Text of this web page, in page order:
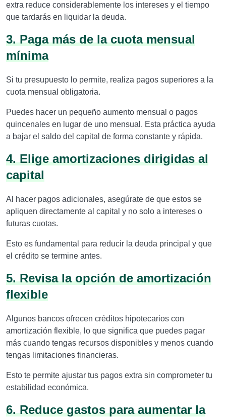
extra reduce considerablemente los intereses y el tiempo
que tardarás en liquidar la deuda.
3. Paga más de la cuota mensual
mínima
Si tu presupuesto lo permite, realiza pagos superiores a la
cuota mensual obligatoria.
Puedes hacer un pequeño aumento mensual o pagos
quincenales en lugar de uno mensual. Esta práctica ayuda
a bajar el saldo del capital de forma constante y rápida.
4. Elige amortizaciones dirigidas al
capital
Al hacer pagos adicionales, asegúrate de que estos se
apliquen directamente al capital y no solo a intereses o
futuras cuotas.
Esto es fundamental para reducir la deuda principal y que
el crédito se termine antes.
5. Revisa la opción de amortización
flexible
Algunos bancos ofrecen créditos hipotecarios con
amortización flexible, lo que significa que puedes pagar
más cuando tengas recursos disponibles y menos cuando
tengas limitaciones financieras.
Esto te permite ajustar tus pagos extra sin comprometer tu
estabilidad económica.
6. Reduce gastos para aumentar la